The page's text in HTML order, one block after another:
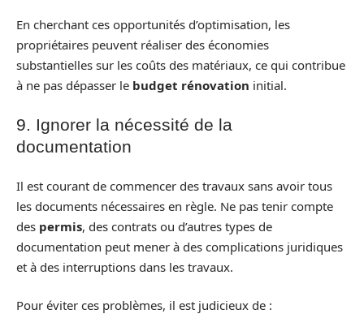
En cherchant ces opportunités d’optimisation, les
propriétaires peuvent réaliser des économies
substantielles sur les coûts des matériaux, ce qui contribue
à ne pas dépasser le budget rénovation initial.
9. Ignorer la nécessité de la
documentation
Il est courant de commencer des travaux sans avoir tous
les documents nécessaires en règle. Ne pas tenir compte
des permis, des contrats ou d’autres types de
documentation peut mener à des complications juridiques
et à des interruptions dans les travaux.
Pour éviter ces problèmes, il est judicieux de :